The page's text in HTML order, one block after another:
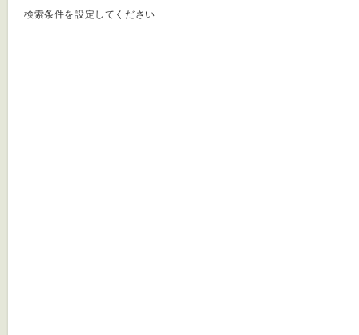
検索条件を設定してください